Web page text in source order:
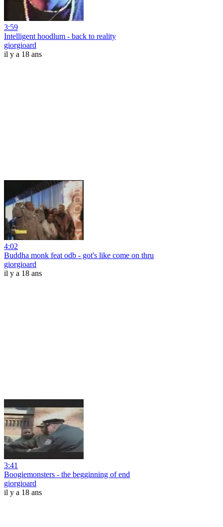
3:59
Intelligent hoodlum - back to reality
giorgioard
il y a 18 ans
4:02
Buddha monk feat odb - got's like come on thru
giorgioard
il y a 18 ans
3:41
Boogiemonsters - the begginning of end
giorgioard
il y a 18 ans